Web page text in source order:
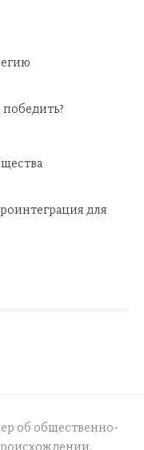
для
об общественно-